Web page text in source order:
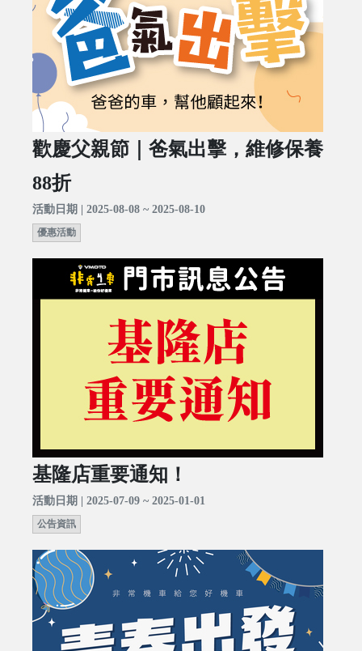
歡慶父親節｜爸氣出擊，維修保養
88折
活動日期 | 2025-08-08 ~ 2025-08-10
優惠活動
基隆店重要通知！
活動日期 | 2025-07-09 ~ 2025-01-01
公告資訊